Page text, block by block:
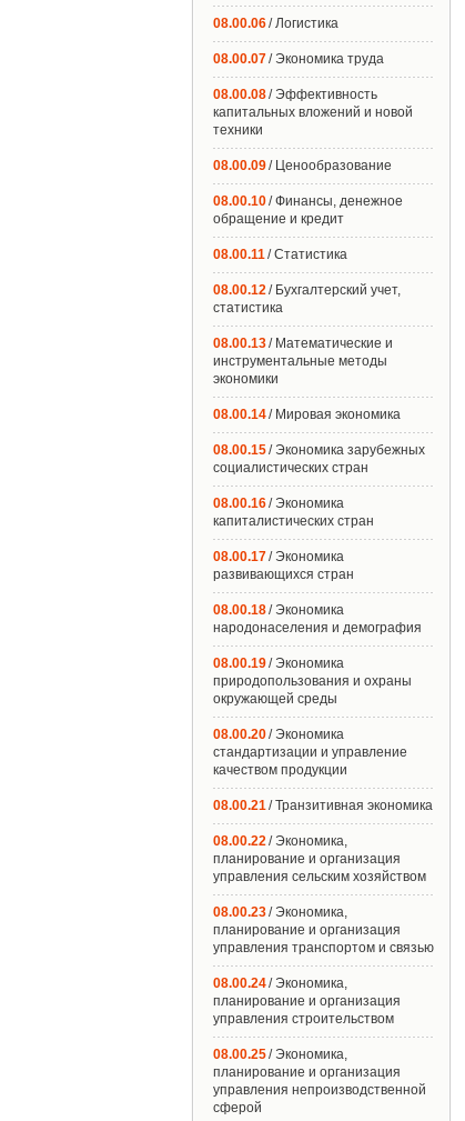
08.00.06/ Логистика
08.00.07/ Экономика труда
08.00.08/ Эффективность
капитальных вложений и новой
техники
08.00.09/ Ценообразование
08.00.10/ Финансы, денежное
обращение и кредит
08.00.11/ Статистика
08.00.12/ Бухгалтерский учет,
статистика
08.00.13/ Математические и
инструментальные методы
экономики
08.00.14/ Мировая экономика
08.00.15/ Экономика зарубежных
социалистических стран
08.00.16/ Экономика
капиталистических стран
08.00.17/ Экономика
развивающихся стран
08.00.18/ Экономика
народонаселения и демография
08.00.19/ Экономика
природопользования и охраны
окружающей среды
08.00.20/ Экономика
стандартизации и управление
качеством продукции
08.00.21/ Транзитивная экономика
08.00.22/ Экономика,
планирование и организация
управления сельским хозяйством
08.00.23/ Экономика,
планирование и организация
управления транспортом и связью
08.00.24/ Экономика,
планирование и организация
управления строительством
08.00.25/ Экономика,
планирование и организация
управления непроизводственной
сферой